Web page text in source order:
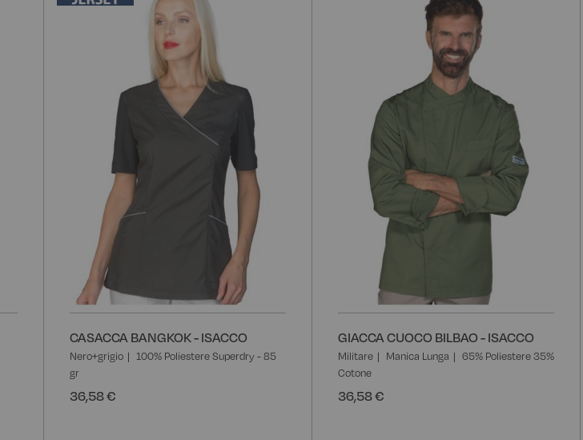
CASACCA BANGKOK - ISACCO
Nero+grigio
100% Poliestere Superdry - 85
gr
36,58 €
GIACCA CUOCO BILBAO - ISACCO
Militare Manica Lunga
65% Poliestere 35%
Cotone
36,58 €